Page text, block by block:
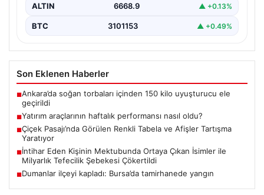
ALTIN 6668.9 ▲ +0.13%
BTC 3101153 ▲ +0.49%
Son Eklenen Haberler
■Ankara’da soğan torbaları içinden 150 kilo uyuşturucu ele
geçirildi
■Yatırım araçlarının haftalık performansı nasıl oldu?
■Çiçek Pasajı’nda Görülen Renkli Tabela ve Afişler Tartışma
Yaratıyor
■İntihar Eden Kişinin Mektubunda Ortaya Çıkan İsimler ile
Milyarlık Tefecilik Şebekesi Çökertildi
■Dumanlar ilçeyi kapladı: Bursa’da tamirhanede yangın